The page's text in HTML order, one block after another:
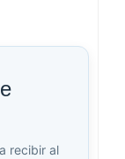
recibir al